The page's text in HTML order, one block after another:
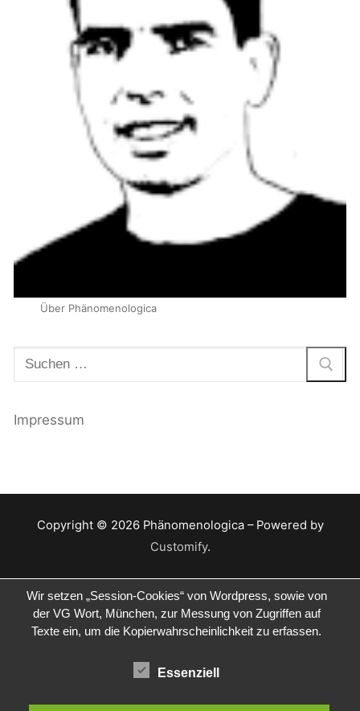
Über Phänomenologica
Suchen
nach:
Impressum
Copyright © 2026 Phänomenologica – Powered by
Customify.
Wir setzen „Session-Cookies“ von Wordpress, sowie von
der VG Wort, München, zur Messung von Zugriffen auf
Texte ein, um die Kopierwahrscheinlichkeit zu erfassen.
Essenziell